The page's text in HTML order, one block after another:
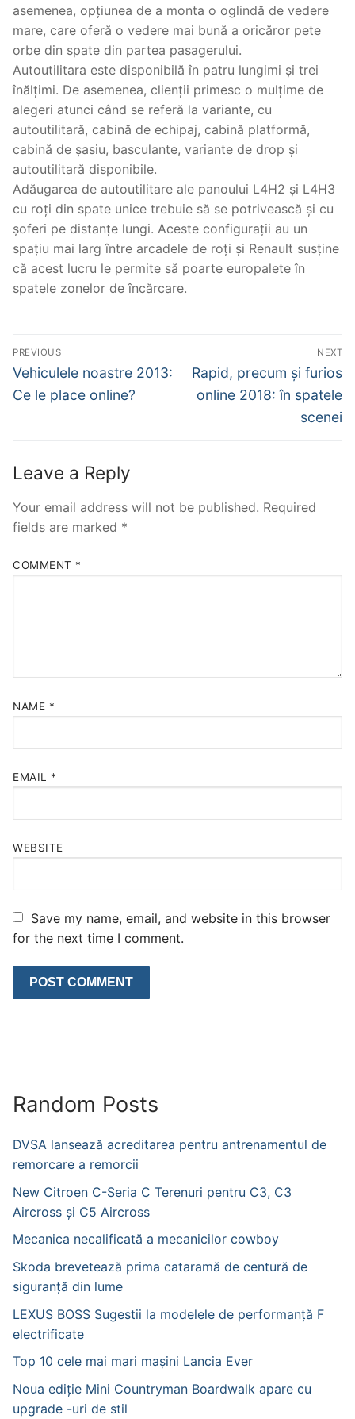
asemenea, opțiunea de a monta o oglindă de vedere
mare, care oferă o vedere mai bună a oricăror pete
orbe din spate din partea pasagerului.
Autoutilitara este disponibilă în patru lungimi și trei
înălțimi. De asemenea, clienții primesc o mulțime de
alegeri atunci când se referă la variante, cu
autoutilitară, cabină de echipaj, cabină platformă,
cabină de șasiu, basculante, variante de drop și
autoutilitară disponibile.
Adăugarea de autoutilitare ale panoului L4H2 și L4H3
cu roți din spate unice trebuie să se potrivească și cu
șoferi pe distanțe lungi. Aceste configurații au un
spațiu mai larg între arcadele de roți și Renault susține
că acest lucru le permite să poarte europalete în
spatele zonelor de încărcare.
Post
navigation
PREVIOUS
Previous
post:
Vehiculele noastre 2013:
Ce le place online?
NEXT
Next
post:
Rapid, precum și furios
online 2018: în spatele
scenei
Leave a Reply
Your email address will not be published. Required
fields are marked *
COMMENT *
NAME *
EMAIL *
WEBSITE
Save my name, email, and website in this browser
for the next time I comment.
Random Posts
DVSA lansează acreditarea pentru antrenamentul de
remorcare a remorcii
New Citroen C-Seria C Terenuri pentru C3, C3
Aircross și C5 Aircross
Mecanica necalificată a mecanicilor cowboy
Skoda brevetează prima cataramă de centură de
siguranță din lume
LEXUS BOSS Sugestii la modelele de performanță F
electrificate
Top 10 cele mai mari mașini Lancia Ever
Noua ediție Mini Countryman Boardwalk apare cu
upgrade -uri de stil